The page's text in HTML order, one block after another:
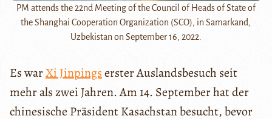
PM attends the 22nd Meeting of the Council of Heads of State of
the Shanghai Cooperation Organization (SCO), in Samarkand,
Uzbekistan on September 16, 2022.
Es warXi Jinpingserster Auslandsbesuch seit
mehr als zwei Jahren. Am 14. September hat der
chinesische Präsident Kasachstan besucht, bevor